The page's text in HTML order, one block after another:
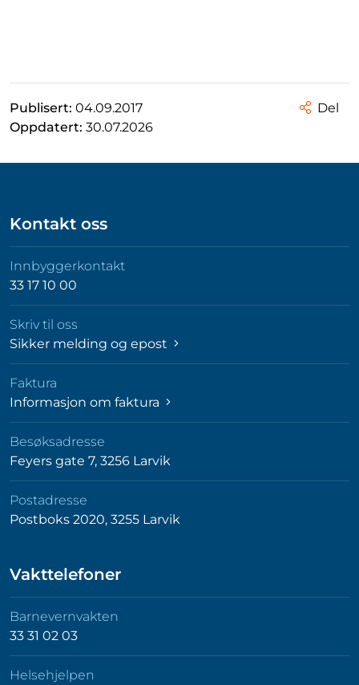
Publisert: 04.09.2017
Oppdatert: 30.07.2026
Del
Kontakt oss
Innbyggerkontakt
33 17 10 00
Skriv til oss
Sikker melding og epost
Faktura
Informasjon om faktura
Besøksadresse
Feyers gate 7, 3256 Larvik
Postadresse
Postboks 2020, 3255 Larvik
Vakttelefoner
Barnevernvakten
33 31 02 03
Helsehjelpen